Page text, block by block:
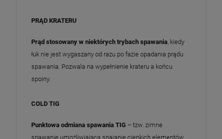
PRĄD KRATERU
Prąd stosowany w niektórych trybach spawania , kiedy
łuk nie jest wygaszany od razu po fazie opadania prądu
spawania. Pozwala na wypełnienie krateru a końcu
spoiny.
COLD TIG
Punktowa odmiana spawania TIG – tzw. zimne
spawanie umożliwiająca spajanie cienkich elementów,